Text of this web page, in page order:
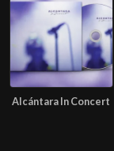
Alcántara In Concert